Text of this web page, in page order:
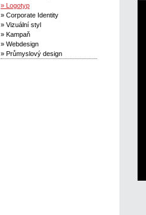
» Logotyp
» Corporate Identity
» Vizuální styl
» Kampaň
» Webdesign
» Průmyslový design